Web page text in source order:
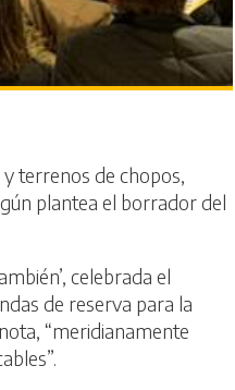
terrenos de chopos,
plantea el borrador del
celebrada el
de reserva para la
“meridianamente